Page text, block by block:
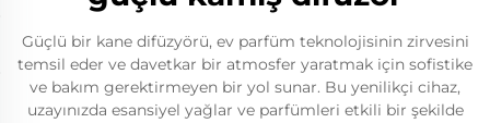
Güçlü bir kane difüzyörü, ev parfüm teknolojisinin zirvesini
temsil eder ve davetkar bir atmosfer yaratmak için sofistike
ve bakım gerektirmeyen bir yol sunar. Bu yenilikçi cihaz,
uzayınızda esansiyel yağlar ve parfümleri etkili bir şekilde